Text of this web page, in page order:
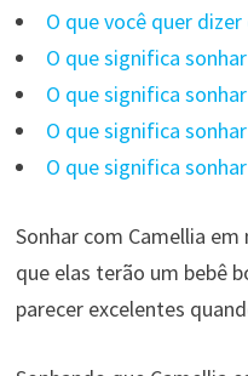
O que você quer
O que significa
O que significa
O que significa
O que significa
Sonhar com Camellia
que elas terão um bebê
parecer excelentes